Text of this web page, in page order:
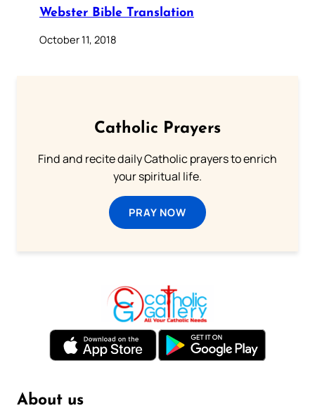
Webster Bible Translation
October 11, 2018
Catholic Prayers
Find and recite daily Catholic prayers to enrich
your spiritual life.
PRAY NOW
About us